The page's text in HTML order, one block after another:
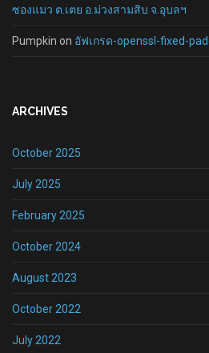
ซองแมว ต.เตย อ.ม่วงสามสิบ จ.อุบลฯ
Pumpkin on อัฟเกรด-openssl-fixed-
ARCHIVES
October 2025
July 2025
February 2025
October 2024
August 2023
October 2022
July 2022